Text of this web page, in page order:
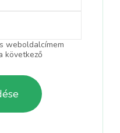
weboldalcímem
következő